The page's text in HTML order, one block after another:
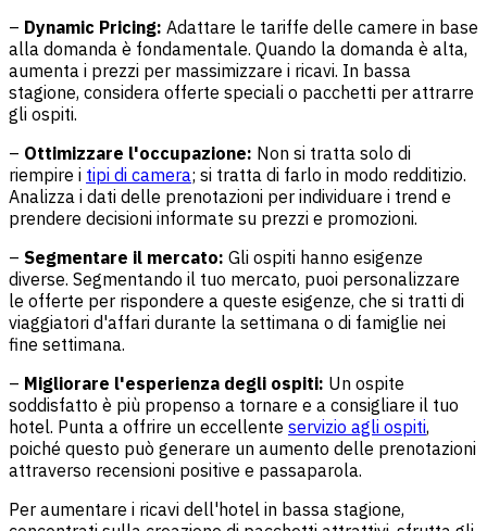
– Dynamic Pricing: Adattare le tariffe delle camere in base
alla domanda è fondamentale. Quando la domanda è alta,
aumenta i prezzi per massimizzare i ricavi. In bassa
stagione, considera offerte speciali o pacchetti per attrarre
gli ospiti.
– Ottimizzare l'occupazione: Non si tratta solo di
riempire i tipi di camera; si tratta di farlo in modo redditizio.
Analizza i dati delle prenotazioni per individuare i trend e
prendere decisioni informate su prezzi e promozioni.
– Segmentare il mercato: Gli ospiti hanno esigenze
diverse. Segmentando il tuo mercato, puoi personalizzare
le offerte per rispondere a queste esigenze, che si tratti di
viaggiatori d'affari durante la settimana o di famiglie nei
fine settimana.
– Migliorare l'esperienza degli ospiti: Un ospite
soddisfatto è più propenso a tornare e a consigliare il tuo
hotel. Punta a offrire un eccellente servizio agli ospiti,
poiché questo può generare un aumento delle prenotazioni
attraverso recensioni positive e passaparola.
Per aumentare i ricavi dell'hotel in bassa stagione,